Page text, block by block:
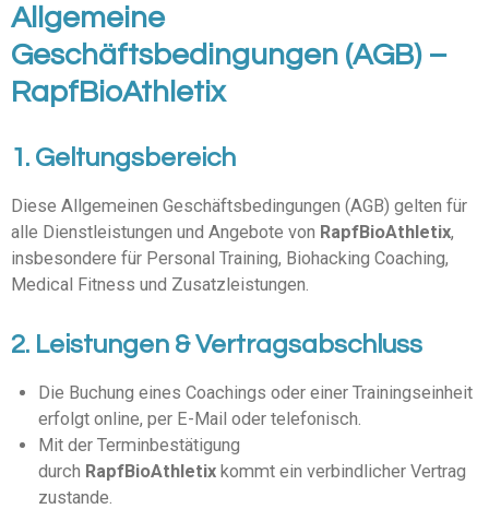
Allgemeine
Geschäftsbedingungen (AGB) –
RapfBioAthletix
1. Geltungsbereich
Diese Allgemeinen Geschäftsbedingungen (AGB) gelten für
alle Dienstleistungen und Angebote von RapfBioAthletix,
insbesondere für Personal Training, Biohacking Coaching,
Medical Fitness und Zusatzleistungen.
2. Leistungen & Vertragsabschluss
Die Buchung eines Coachings oder einer Trainingseinheit
erfolgt online, per E-Mail oder telefonisch.
Mit der Terminbestätigung
durch RapfBioAthletix kommt ein verbindlicher Vertrag
zustande.